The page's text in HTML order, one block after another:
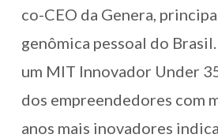
co-CEO da Genera,
genômica pessoal do
um MIT Innovador Under
dos empreendedores com
anos mais inovadores